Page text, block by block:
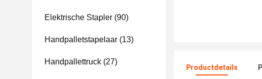
Elektrische Stapler (90)
Handpalletstapelaar (13)
Handpallettruck (27)
Productdetails